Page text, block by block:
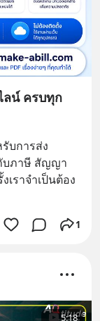
ลน์ ครบทุก
บการส่ง
กับภาษี สัญญา
เราจำเป็นต้อง
1
5:18